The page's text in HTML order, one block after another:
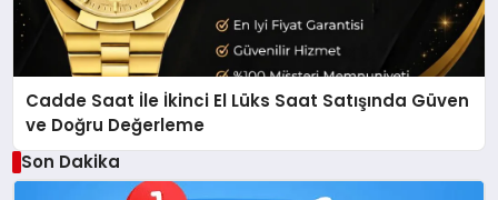
Cadde Saat İle İkinci El Lüks Saat Satışında Güven
ve Doğru Değerleme
Son Dakika